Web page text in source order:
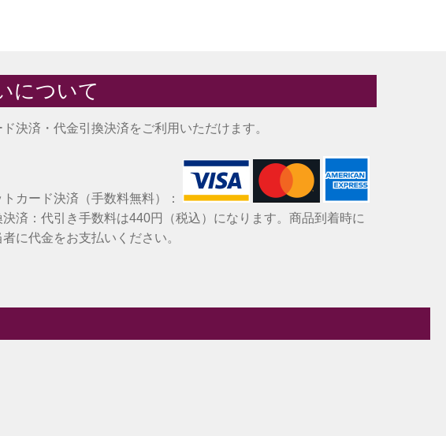
について
決済・代金引換決済をご利用いただけます。
トカード決済（手数料無料）：
済：代引き手数料は440円（税込）になります。商品到着時に
に代金をお支払いください。